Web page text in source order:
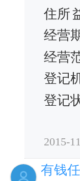
住所
经营
经营
登记
登记
2015-
有钱